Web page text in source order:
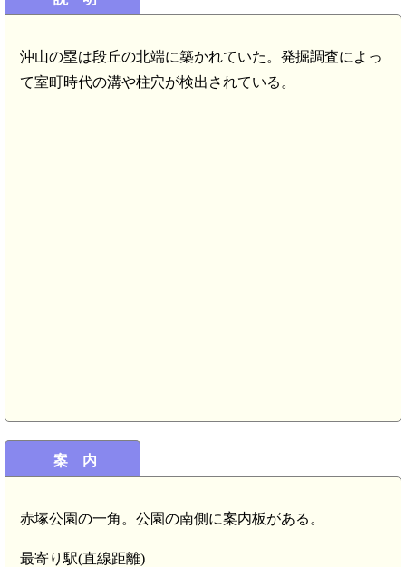
沖山の塁は段丘の北端に築かれていた。発掘調査によっ
て室町時代の溝や柱穴が検出されている。
案 内
赤塚公園の一角。公園の南側に案内板がある。
最寄り駅(直線距離)